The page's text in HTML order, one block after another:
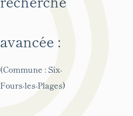
avancée :
(Commune : Six-
Fours-les-Plages)